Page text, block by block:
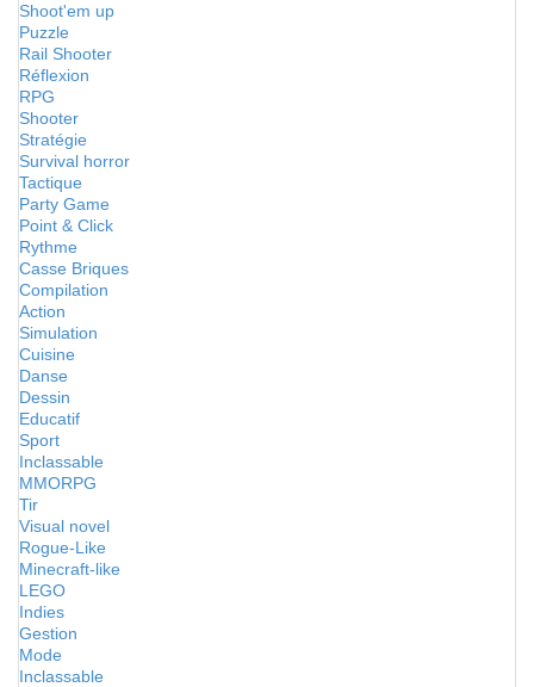
Shoot'em up
Puzzle
Rail Shooter
Réflexion
RPG
Shooter
Stratégie
Survival horror
Tactique
Party Game
Point & Click
Rythme
Casse Briques
Compilation
Action
Simulation
Cuisine
Danse
Dessin
Educatif
Sport
Inclassable
MMORPG
Tir
Visual novel
Rogue-Like
Minecraft-like
LEGO
Indies
Gestion
Mode
Inclassable